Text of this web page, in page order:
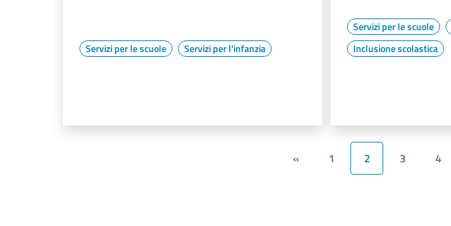
Servizi per le scuole Servizi per l'infanzia
Servizi per le scuole
Inclusione scolastica
« 1 2 3 4